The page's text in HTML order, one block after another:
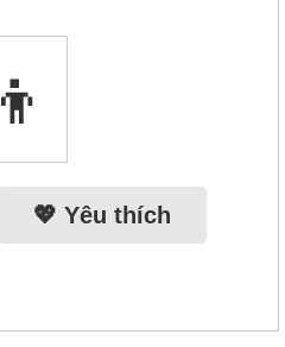
👦
💖 Yêu thích